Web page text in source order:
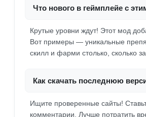
Что нового в геймплейе с
Крутые уровни ждут! Этот мод
Вот примеры — уникальные
скилл и фарми столько, сколько
Как скачать последнюю
Ищите проверенные сайты!
комментарии. Лучше потратить